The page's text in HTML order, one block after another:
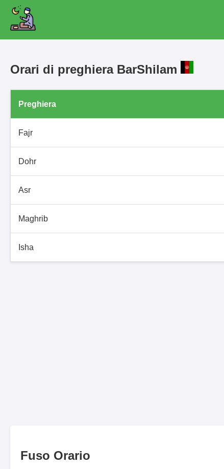
Orari di preghiera BarShilam
Preghiera
Fajr
Dohr
Asr
Maghrib
Isha
Fuso Orario